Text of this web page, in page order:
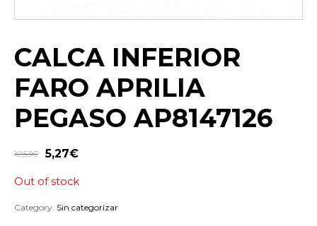
CALCA INFERIOR
FARO APRILIA
PEGASO AP8147126
10,53€ 5,27€
Out of stock
Category: Sin categorizar